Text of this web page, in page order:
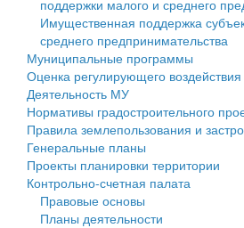
Деятельность МУ
Нормативы градостроительного
Правила землепользования и
Генеральные планы
Проекты планировки территории
Собрание депутатов
Городское поселение
поддержки малого и среднего
Имущественная поддержка
среднего предпринимательства
Муниципальные программы
Оценка регулирующего воздействия
Деятельность МУ
Нормативы градостроительного
Правила землепользования и
Генеральные планы
Проекты планировки территории
Контрольно-счетная палата
Правовые основы
Планы деятельности